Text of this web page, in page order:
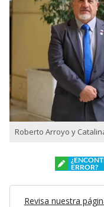
Roberto Arroyo y
ERROR?
Revisa nuestra